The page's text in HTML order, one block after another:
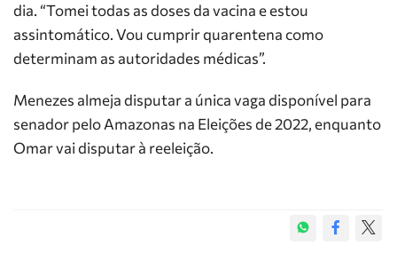
dia. “Tomei todas as doses da vacina e estou
assintomático. Vou cumprir quarentena como
determinam as autoridades médicas”.
Menezes almeja disputar a única vaga disponível para
senador pelo Amazonas na Eleições de 2022, enquanto
Omar vai disputar à reeleição.